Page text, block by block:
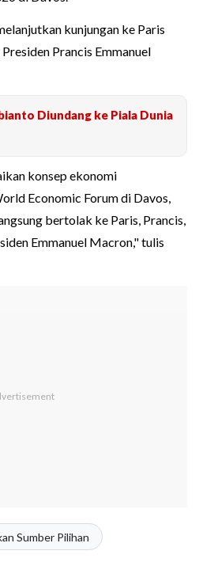
kunjungan ke Paris
Prancis Emmanuel
Diundang ke Piala Dunia
konsep ekonomi
Economic Forum di Davos,
bertolak ke Paris, Prancis,
Emmanuel Macron," tulis
Sumber Pilihan